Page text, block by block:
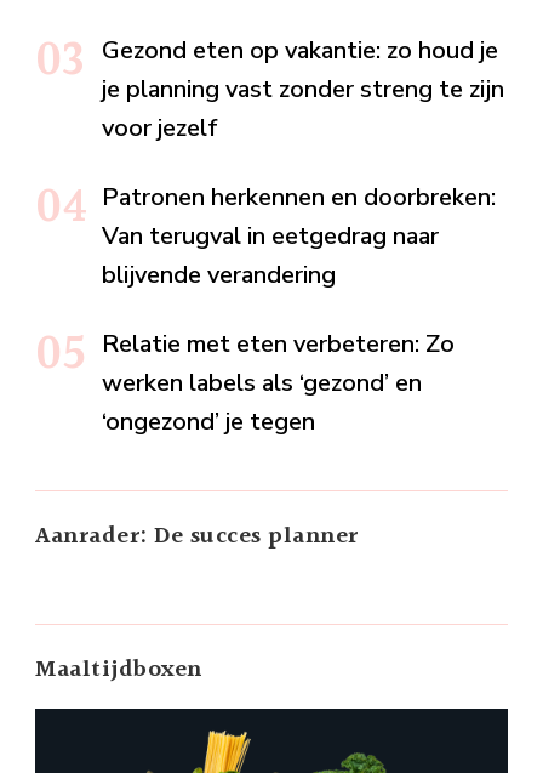
Gezond eten op vakantie: zo houd je
je planning vast zonder streng te zijn
voor jezelf
Patronen herkennen en doorbreken:
Van terugval in eetgedrag naar
blijvende verandering
Relatie met eten verbeteren: Zo
werken labels als ‘gezond’ en
‘ongezond’ je tegen
Aanrader: De succes planner
Maaltijdboxen